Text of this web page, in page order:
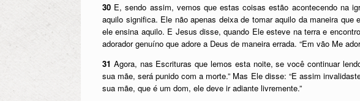
30 E, sendo assim, vemos que estas coisas estão acontecendo na
aquilo significa. Ele não apenas deixa de tomar aquilo da maneira
ele ensina aquilo. E Jesus disse, quando Ele esteve na terra e
adorador genuíno que adore a Deus de maneira errada. “Em vão Me
31 Agora, nas Escrituras que lemos esta noite, se você continuar
sua mãe, será punido com a morte.” Mas Ele disse: “E assim
sua mãe, que é um dom, ele deve ir adiante livremente.”